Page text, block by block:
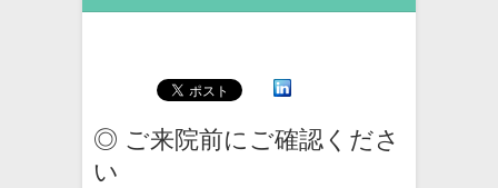
◎ ご来院前にご確認くださ
い